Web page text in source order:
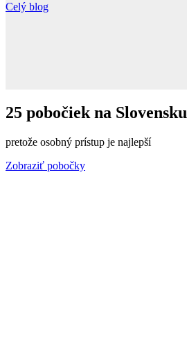
Celý blog
25 pobočiek na Slovensku
pretože osobný prístup je najlepší
Zobraziť pobočky